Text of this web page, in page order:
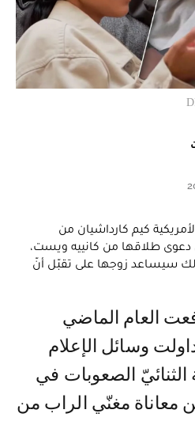
كيم كارداشيان من
دعوى طلاقها من كانييه ويست،
سيساعد زوجها على تقبّل أنّ
وسائل الإعلام
الصعوبات في
معاناة مغنّي الراب من